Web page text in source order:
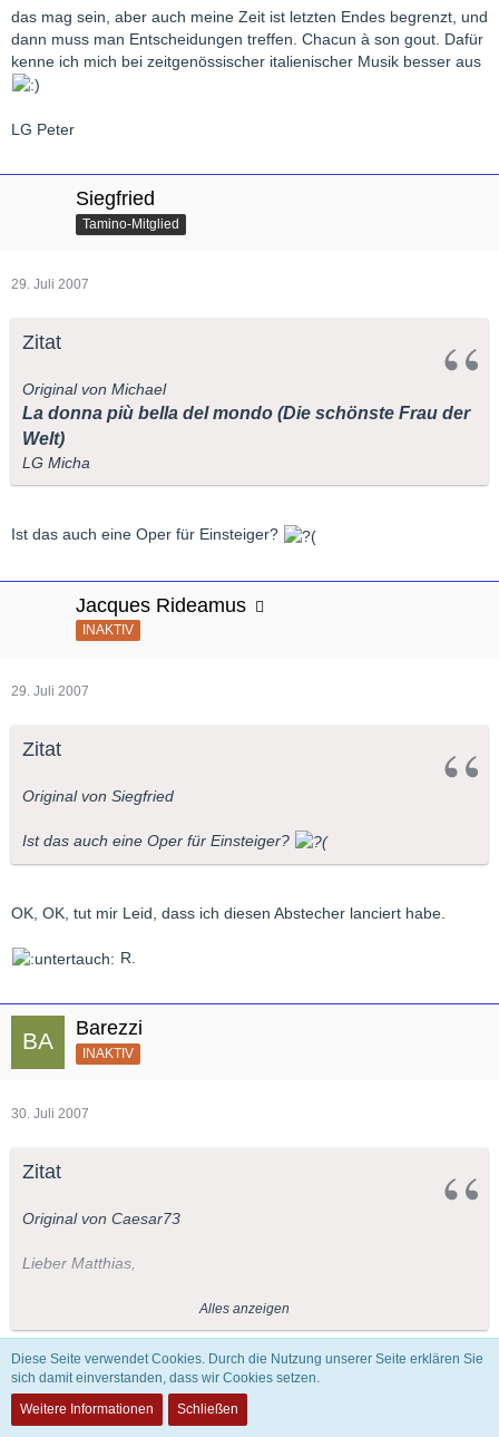
das mag sein, aber auch meine Zeit ist letzten Endes begrenzt, und
dann muss man Entscheidungen treffen. Chacun à son gout. Dafür
kenne ich mich bei zeitgenössischer italienischer Musik besser aus
LG Peter
Siegfried
Tamino-Mitglied
29. Juli 2007
Zitat
Original von Michael
La donna più bella del mondo (Die schönste Frau der
Welt)
LG Micha
Ist das auch eine Oper für Einsteiger?
Jacques Rideamus
INAKTIV
29. Juli 2007
Zitat
Original von Siegfried
Ist das auch eine Oper für Einsteiger?
OK, OK, tut mir Leid, dass ich diesen Abstecher lanciert habe.
R.
Barezzi
INAKTIV
30. Juli 2007
Zitat
Original von Caesar73
Lieber Matthias,
wir haben über die Frage ja schon mal an anderer Stelle
disputiert- wenn ich mich nicht irre
Aber haben Coreneille und Racine nicht ähnlich akribisch an
ihren Werken gearbeitet? Man mag Strauss mögen oder nicht,
aber die Libretti die Hofmansthal ihm geliefert hat- sind von
Alles anzeigen
Werter Kollege,
wenn Du wüsstest, was der im kommenden Schuljahr auch
Diese Seite verwendet Cookies. Durch die Nutzung unserer Seite erklären Sie
sich damit einverstanden, dass wir Cookies setzen.
Weitere Informationen
Schließen